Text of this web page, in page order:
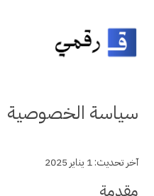
سياسة الخصوصية
آخر تحديث: 1 يناير 2025
مقدمة